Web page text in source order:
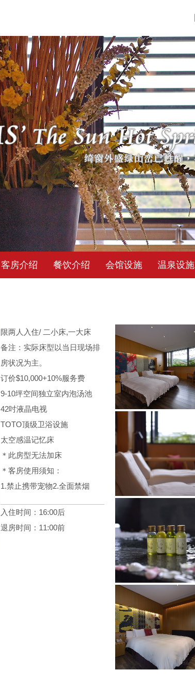
客房介绍 餐饮介绍 会馆设施 温泉设施
限两人入住/ 二小床,一大床
备注：实际床型以当日现场排
房状况为主。
订价$10,000+10%服务费
9-10坪空间独立室内泡汤池
42吋液晶电视
TOTO顶级卫浴设施
太空感温记忆床
＊此房型无法加床
＊客房使用须知：
1.禁止携带宠物2.全面禁烟
入住时间：16:00后
退房时间：11:00前